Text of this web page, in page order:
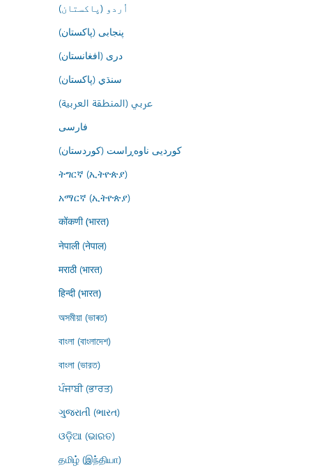
اُردو (پاکستان)
پنجابی (پاکستان)
درى (افغانستان)
سنڌي (پاکستان)
عربي (المنطقة العربية)
فارسى
کوردیی ناوەڕاست (کوردستان)
ትግርኛ (ኢትዮጵያ)
አማርኛ (ኢትዮጵያ)
कोंकणी (भारत)
नेपाली (नेपाल)
मराठी (भारत)
हिन्दी (भारत)
অসমীয়া (ভাৰত)
বাংলা (বাংলাদেশ)
বাংলা (ভারত)
ਪੰਜਾਬੀ (ਭਾਰਤ)
ગુજરાતી (ભારત)
ଓଡ଼ିଆ (ଭାରତ)
தமிழ் (இந்தியா)